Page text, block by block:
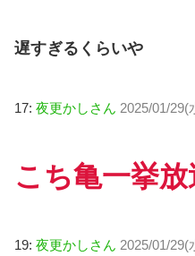
遅すぎるくらいや
17: 夜更かしさん 2025/01/29(
こち亀一挙
19: 夜更かしさん 2025/01/29(